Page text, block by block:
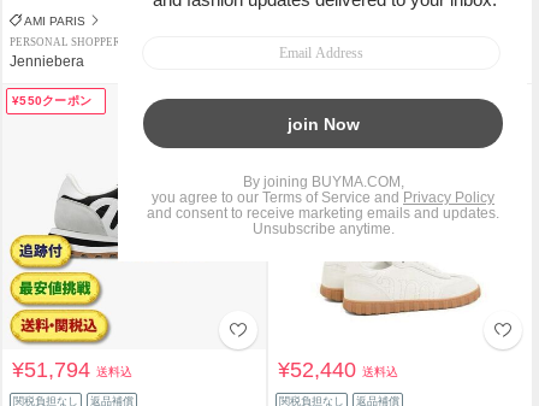
AMI PARIS
PERSONAL SHOPPER
Jenniebera KONNECT
¥550クーポン
¥51,794送料込
関税負担なし 返品補償
¥52,440送料込
関税負担なし 返品補償